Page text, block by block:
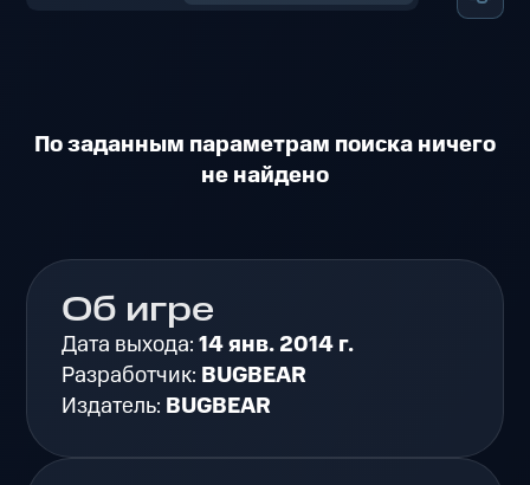
По заданным параметрам поиска ничего
не найдено
Об игре
Дата выхода:14 янв. 2014 г.
Разработчик: BUGBEAR
Издатель: BUGBEAR